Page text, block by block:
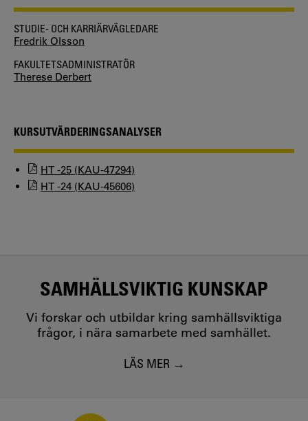
STUDIE- OCH KARRIÄRVÄGLEDARE
Fredrik Olsson
FAKULTETSADMINISTRATÖR
Therese Derbert
KURSUTVÄRDERINGSANALYSER
HT -25 (KAU-47294)
HT -24 (KAU-45606)
SAMHÄLLSVIKTIG KUNSKAP
Vi forskar och utbildar kring samhällsviktiga
frågor, i nära samarbete med samhället.
LÄS MER